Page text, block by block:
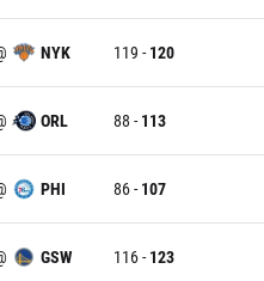
NYK 119 - 120
ORL 88 - 113
PHI 86- 107
GSW 116- 123